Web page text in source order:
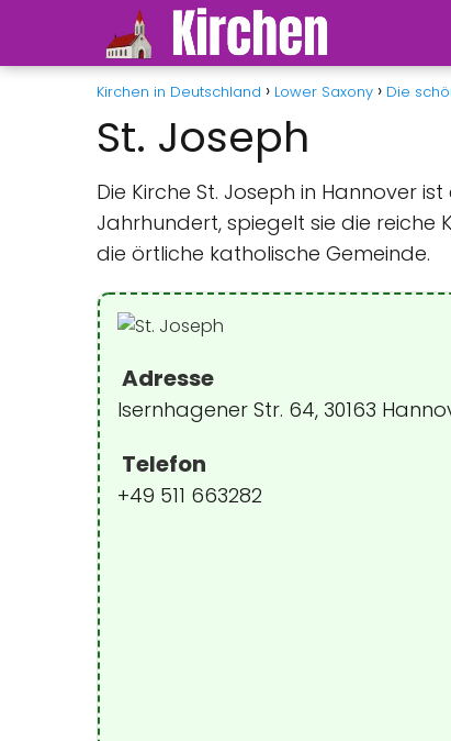
Kirchen in Deutschland Lower Saxony Die
St. Joseph
Die Kirche St. Joseph in Hannover
Jahrhundert, spiegelt sie die
die örtliche katholische Gemeinde.
Adresse
Isernhagener Str. 64, 30163
Telefon
+49 511 663282